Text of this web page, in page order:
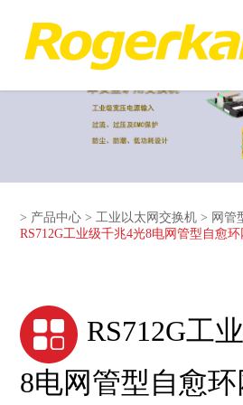
> 产品中心 >工业以太网交换机 > 网管
RS712G工业级千兆4光8电网管型自愈
RS712G工
8电网管型自愈